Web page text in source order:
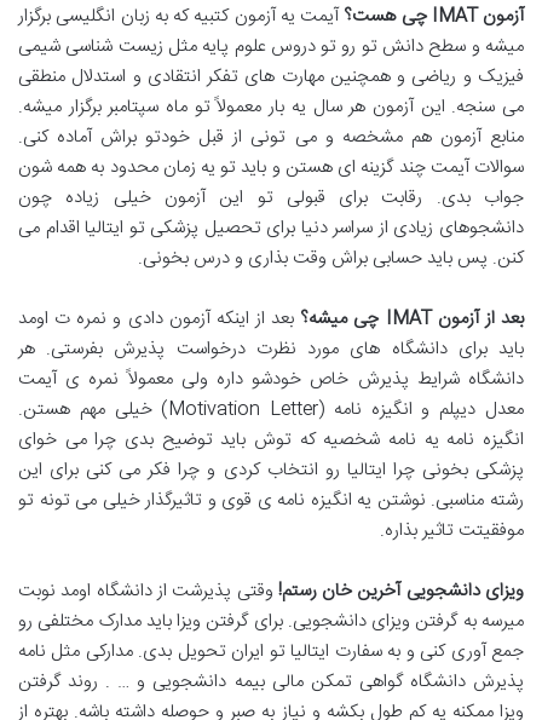
آزمونIMAT چی هست؟آیمت یه آزمون کتبیه که به زبان انگلیسی برگزار
میشه و سطح دانش تو رو تو دروس علوم پایه مثل زیست شناسی شیمی
فیزیک و ریاضی و همچنین مهارت های تفکر انتقادی و استدلال منطقی
می سنجه. این آزمون هر سال یه بار معمولاً تو ماه سپتامبر برگزار میشه.
منابع آزمون هم مشخصه و می تونی از قبل خودتو براش آماده کنی.
سوالات آیمت چند گزینه ای هستن و باید تو یه زمان محدود به همه شون
جواب بدی. رقابت برای قبولی تو این آزمون خیلی زیاده چون
دانشجوهای زیادی از سراسر دنیا برای تحصیل پزشکی تو ایتالیا اقدام می
کنن. پس باید حسابی براش وقت بذاری و درس بخونی.
بعد از آزمون IMAT چی میشه؟ بعد از اینکه آزمون دادی و نمره ت اومد
باید برای دانشگاه های مورد نظرت درخواست پذیرش بفرستی. هر
دانشگاه شرایط پذیرش خاص خودشو داره ولی معمولاً نمره ی آیمت
معدل دیپلم و انگیزه نامه (Motivation Letter) خیلی مهم هستن.
انگیزه نامه یه نامه شخصیه که توش باید توضیح بدی چرا می خوای
پزشکی بخونی چرا ایتالیا رو انتخاب کردی و چرا فکر می کنی برای این
رشته مناسبی. نوشتن یه انگیزه نامه ی قوی و تاثیرگذار خیلی می تونه تو
موفقیتت تاثیر بذاره.
ویزای دانشجویی آخرین خان رستم! وقتی پذیرشت از دانشگاه اومد نوبت
میرسه به گرفتن ویزای دانشجویی. برای گرفتن ویزا باید مدارک مختلفی رو
جمع آوری کنی و به سفارت ایتالیا تو ایران تحویل بدی. مدارکی مثل نامه
پذیرش دانشگاه گواهی تمکن مالی بیمه دانشجویی و … . روند گرفتن
ویزا ممکنه یه کم طول بکشه و نیاز به صبر و حوصله داشته باشه. بهتره از